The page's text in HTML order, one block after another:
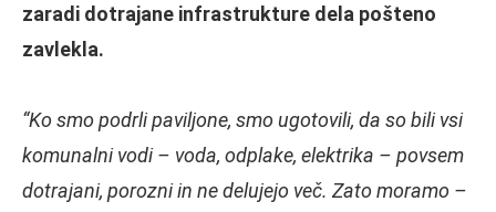
zaradi dotrajane infrastrukture dela pošteno
zavlekla.
“Ko smo podrli paviljone, smo ugotovili, da so bili vsi
komunalni vodi – voda, odplake, elektrika – povsem
dotrajani, porozni in ne delujejo več. Zato moramo –